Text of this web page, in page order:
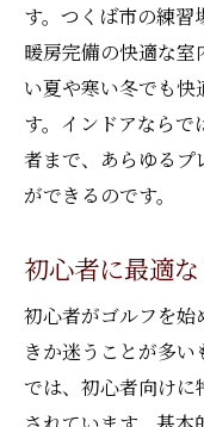
す。つくば市の練
暖房完備の快適な
い夏や寒い冬でも
す。インドアなら
者まで、あらゆるプ
ができるのです。
初心者に最適
初心者がゴルフを始
きか迷うことが多
では、初心者向けに